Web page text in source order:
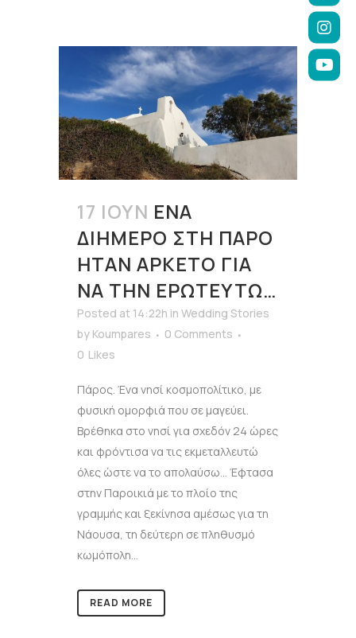
17 ΙΟΎΝ ΈΝΑ
ΔΙΉΜΕΡΟ ΣΤΗ ΠΆΡΟ
ΉΤΑΝ ΑΡΚΕΤΌ ΓΙΑ
ΝΑ ΤΗΝ ΕΡΩΤΕΥΤΏ…
Posted at 14:22h in Wedding Stories
by Koumpares
0 Comments
0 Likes
Πάρος. Ένα νησί κοσμοπολίτικο, με
φυσική ομορφιά που σε μαγεύει.
Βρέθηκα στο νησί για σχεδόν 24 ώρες
και φρόντισα να τις εκμεταλλευτώ
όλες ώστε να το απολαύσω… Έφτασα
στην Παροικιά με το πλοίο της
γραμμής και ξεκίνησα αμέσως για τη
Νάουσα, τη δεύτερη σε πληθυσμό
κωμόπολη...
READ MORE